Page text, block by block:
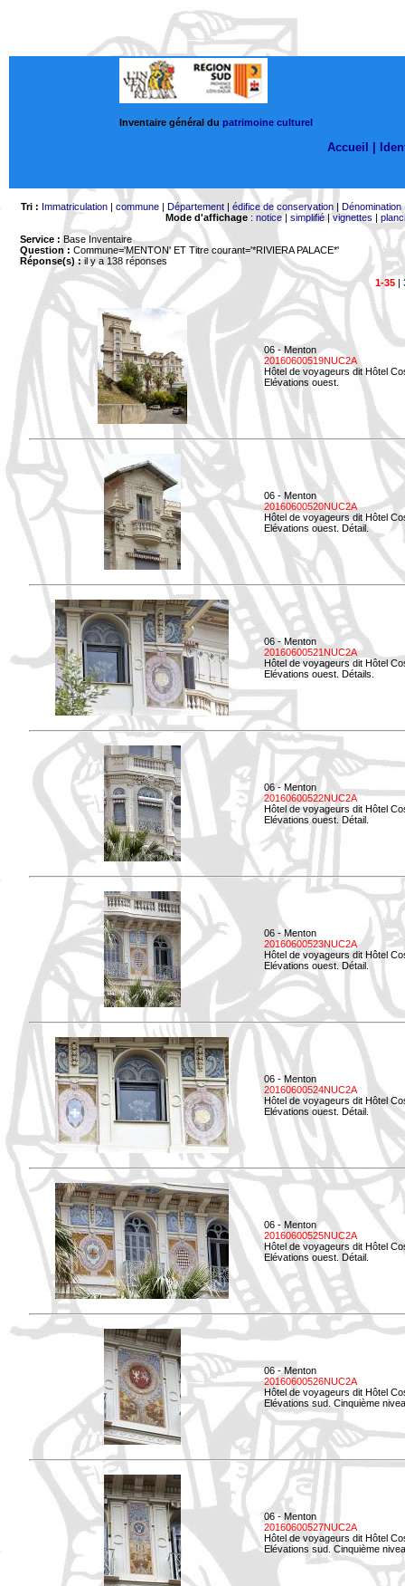
Inventaire général du patrimoine culturel
Accueil |
Tri : Immatriculation| commune| Département| édifice de conservation| Dénomination
Mode d'affichage: notice| simplifié|vignettes |
Service : Base Inventaire
Question : Commune='MENTON' ET Titre courant='*RIVIERA PALACE*'
Réponse(s) :il y a 138 réponses
1-35|
06 - Menton
20160600519NUC2A
Hôtel de voyageurs dit Hôtel
Elévations ouest.
06 - Menton
20160600520NUC2A
Hôtel de voyageurs dit Hôtel
Elévations ouest. Détail.
06 - Menton
20160600521NUC2A
Hôtel de voyageurs dit Hôtel
Elévations ouest. Détails.
06 - Menton
20160600522NUC2A
Hôtel de voyageurs dit Hôtel
Elévations ouest. Détail.
06 - Menton
20160600523NUC2A
Hôtel de voyageurs dit Hôtel
Elévations ouest. Détail.
06 - Menton
20160600524NUC2A
Hôtel de voyageurs dit Hôtel
Elévations ouest. Détail.
06 - Menton
20160600525NUC2A
Hôtel de voyageurs dit Hôtel
Elévations ouest. Détail.
06 - Menton
20160600526NUC2A
Hôtel de voyageurs dit Hôtel
Elévations sud. Cinquième
06 - Menton
20160600527NUC2A
Hôtel de voyageurs dit Hôtel
Elévations sud. Cinquième